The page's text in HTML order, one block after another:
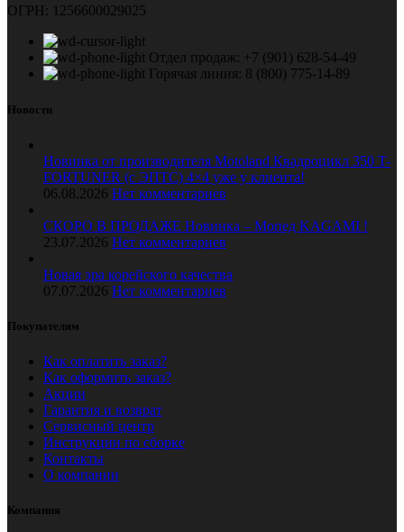
ОГРН: 1256600029025
Отдел продаж: +7 (901) 628-54-49
Горячая линия: 8 (800) 775-14-89
Новости
Новинка от производителя Motoland Квадроцикл 350 T-
FORTUNER (с ЭПТС) 4×4 уже у клиента!
06.08.2026 Нет комментариев
СКОРО В ПРОДАЖЕ Новинка – Мопед KAGAMI !
23.07.2026 Нет комментариев
Новая эра корейского качества
07.07.2026 Нет комментариев
Покупателям
Как оплатить заказ?
Как оформить заказ?
Акции
Гарантия и возврат
Сервисный центр
Инструкции по сборке
Контакты
О компании
Компания